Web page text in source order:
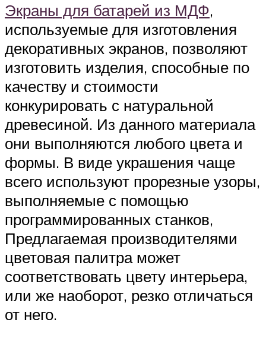
Экраны для батарей из МДФ,
используемые для изготовления
декоративных экранов, позволяют
изготовить изделия, способные по
качеству и стоимости
конкурировать с натуральной
древесиной. Из данного материала
они выполняются любого цвета и
формы. В виде украшения чаще
всего используют прорезные узоры,
выполняемые с помощью
программированных станков,
Предлагаемая производителями
цветовая палитра может
соответствовать цвету интерьера,
или же наоборот, резко отличаться
от него.